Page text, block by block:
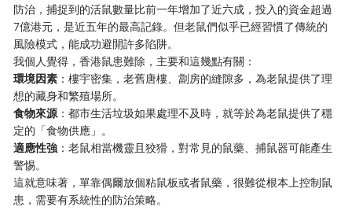
防治，捕捉到的活鼠數量比前一年增加了近六成，投入的資金超過
7億港元，是近五年的最高記錄。但老鼠們似乎已經習慣了傳統的
風險模式，能成功避開許多陷阱。
我個人覺得，香港鼠患難除，主要和這幾點有關：
環境因素 ：樓宇密集，老舊唐樓、劏房的縫隙多，為老鼠提供了理
想的藏身和繁殖場所。
食物來源：都市生活垃圾如果處理不及時，就等於為老鼠提供了穩
定的「食物供應」。
適應性強 ：老鼠相當機靈且狡猾，對常見的鼠藥、捕鼠器可能產生
警惕。
這就意味著，單靠偶爾放個粘鼠板或者鼠藥，很難從根本上控制鼠
患，需要有系統性的防治策略。